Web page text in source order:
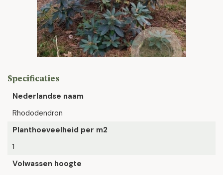
Specificaties
Nederlandse naam
Rhododendron
Planthoeveelheid per m2
1
Volwassen hoogte